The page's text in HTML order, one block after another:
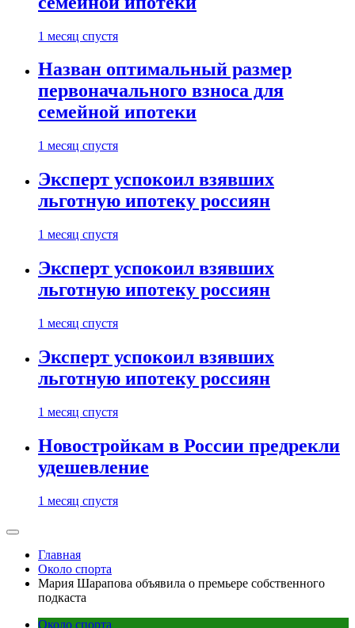
1 месяц спустя
Назван оптимальный размер
первоначального взноса для
семейной ипотеки
1 месяц спустя
Эксперт успокоил взявших
льготную ипотеку россиян
1 месяц спустя
Эксперт успокоил взявших
льготную ипотеку россиян
1 месяц спустя
Эксперт успокоил взявших
льготную ипотеку россиян
1 месяц спустя
Новостройкам в России предрекли
удешевление
1 месяц спустя
Главная
Около спорта
Мария Шарапова объявила о премьере собственного
подкаста
Около спорта